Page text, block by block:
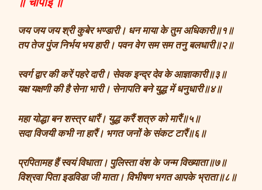
जय जय जय श्री कुबेर भण्डारी। धन माया के तुम अधिकारी॥१॥
तप तेज पुंज निर्भय भय हारी। पवन वेग सम सम तनु बलधारी॥२॥
स्वर्ग द्वार की करें पहरे दारी। सेवक इन्द्र देव के आज्ञाकारी॥३॥
यक्ष यक्षणी की है सेना भारी। सेनापति बने युद्ध में धनुधारी॥४॥
महा योद्धा बन शस्त्र धारैं। युद्ध करैं शत्रु को मारैं॥५॥
सदा विजयी कभी ना हारैं। भगत जनों के संकट टारैं॥६॥
प्रपितामह हैं स्वयं विधाता। पुलिस्ता वंश के जन्म विख्याता॥७॥
विश्रवा पिता इडविडा जी माता। विभीषण भगत आपके भ्राता॥८॥